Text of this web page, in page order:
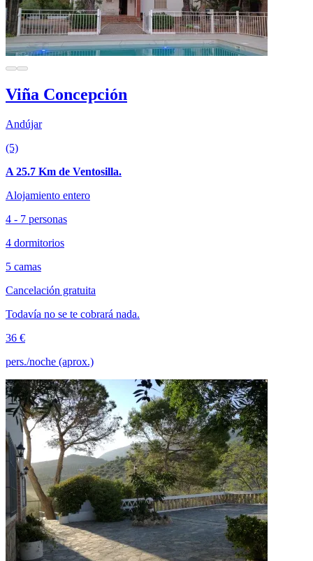
Viña Concepción
Andújar
(5)
A 25.7 Km de Ventosilla.
Alojamiento entero
4 - 7 personas
4 dormitorios
5 camas
Cancelación gratuita
Todavía no se te cobrará nada.
36 €
pers./noche (aprox.)